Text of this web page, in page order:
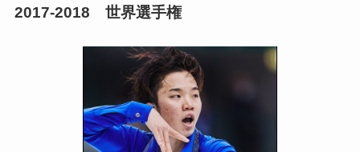
2017-2018 世界選手権